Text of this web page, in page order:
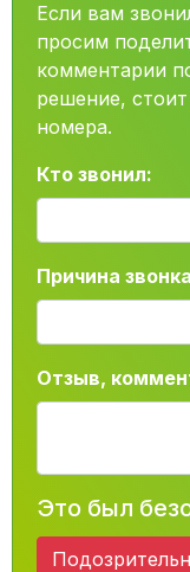
Если вам
просим
комментарии
решение,
номера.
Кто звонил:
Причина
Отзыв,
Это был